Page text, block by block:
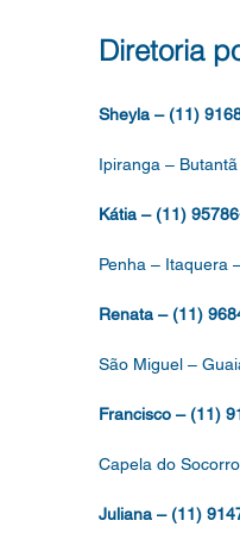
MAGISTÉRIO, DO
Diretoria
Sheyla – (11)
Ipiranga –
Kátia – (11)
Penha – Itaquera
Renata – (11)
São Miguel –
Francisco – (11)
Capela do
Juliana – (11)